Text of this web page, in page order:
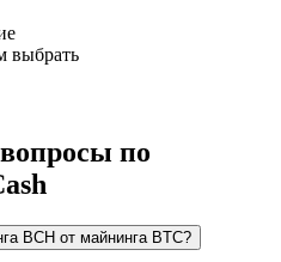
выбрать
по
BCH от майнинга BTC?